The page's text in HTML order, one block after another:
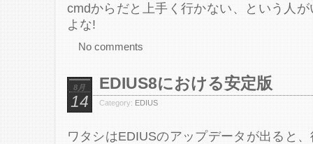
cmdからだと上手く行かない、という人
よな!
No comments
8月
14
EDIUS8における安定版
Category: EDIUS
ワタシはEDIUSのアップデータが出ると